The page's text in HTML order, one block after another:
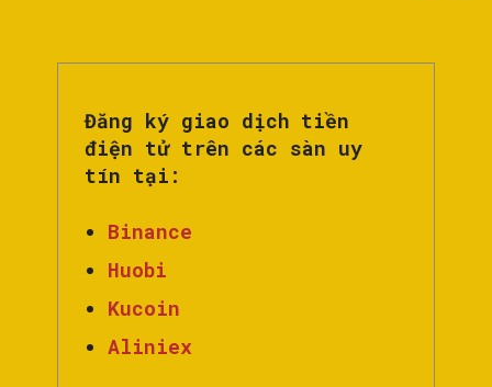
Đăng ký giao dịch tiền
điện tử trên các sàn uy
tín tại:
Binance
Huobi
Kucoin
Aliniex